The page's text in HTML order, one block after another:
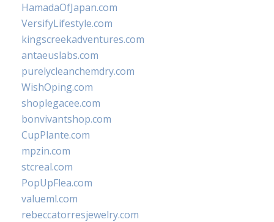
HamadaOfJapan.com
VersifyLifestyle.com
kingscreekadventures.com
antaeuslabs.com
purelycleanchemdry.com
WishOping.com
shoplegacee.com
bonvivantshop.com
CupPlante.com
mpzin.com
stcreal.com
PopUpFlea.com
valueml.com
rebeccatorresjewelry.com